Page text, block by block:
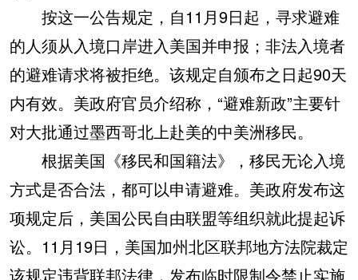
按这一公告规定，自11月9日起，寻求避难
的人须从入境口岸进入美国并申报；非法入境者
的避难请求将被拒绝。该规定自颁布之日起90天
内有效。美政府官员介绍称，“避难新政”主要针
对大批通过墨西哥北上赴美的中美洲移民。
根据美国《移民和国籍法》，移民无论入境
方式是否合法，都可以申请避难。美政府发布这
项规定后，美国公民自由联盟等组织就此提起诉
讼。11月19日，美国加州北区联邦地方法院裁定
该规定违背联邦法律，发布临时限制令禁止实施